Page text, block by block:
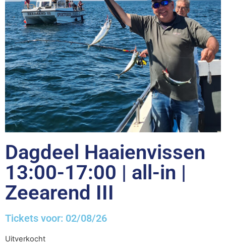
Dagdeel Haaienvissen
13:00-17:00 | all-in |
Zeearend III
Tickets voor: 02/08/26
Uitverkocht